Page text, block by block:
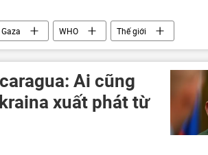
Gaza WHO
Thế giới
Israel
Ai cũng
xuất phát từ